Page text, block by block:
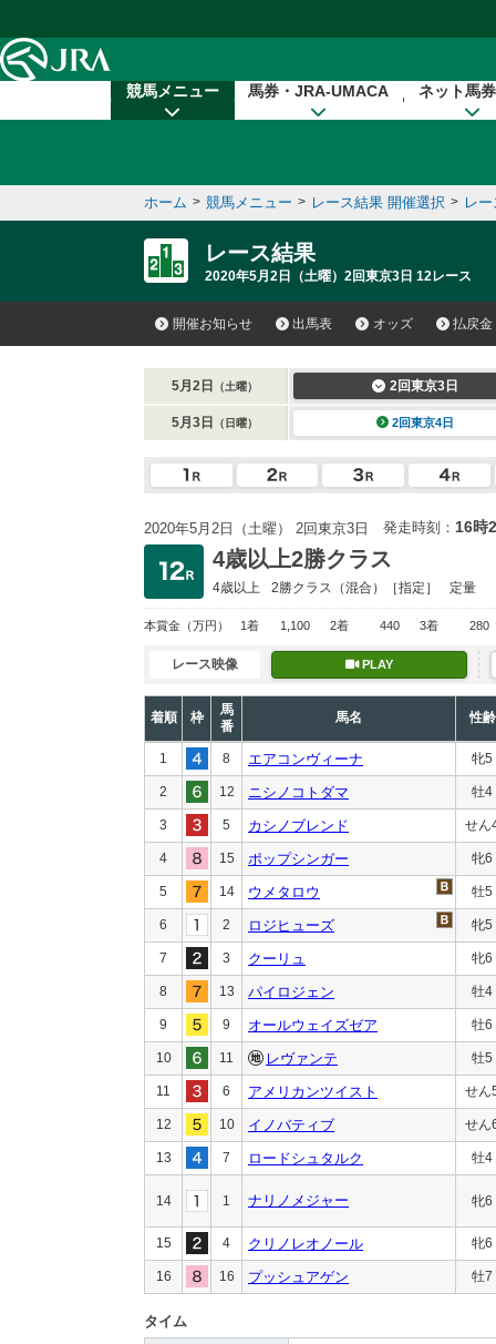
競馬メニュー 馬券・JRA-UMACA ネット馬
ホーム > 競馬メニュー > レース結果 開催選択 > レ
レース結果
2020年5月2日（土曜）2回東京3日 12レース
開催お知らせ 出馬表 オッズ 払戻金
5月2日 （土曜） 2回東京3日
5月3日 （日曜） 2回東京4日
2020年5月2日（土曜） 2回東京3日 発走時刻： 16時
4歳以上2勝クラス
4歳以上 2勝クラス （混合）［指定］ 定量
本賞金 （万円） 1着 1,100 2着 440 3着 280
レース映像 PLAY
着順 枠
馬
番
馬名 性齢
1 8 エアコンヴィーナ 牝5
2 12 ニシノコトダマ 牡4
3 5 カシノブレンド せん
4 15 ポップシンガー 牝6
5 14 ウメタロウ 牡5
6 2 ロジヒューズ 牝5
7 3 クーリュ 牝6
8 13 パイロジェン 牡4
9 9 オールウェイズゼア 牡6
10 11 レヴァンテ 牡5
11 6 アメリカンツイスト せん
12 10 イノバティブ せん
13 7 ロードシュタルク 牡4
14 1 ナリノメジャー 牝6
15 4 クリノレオノール 牝6
16 16 プッシュアゲン 牡7
タイム